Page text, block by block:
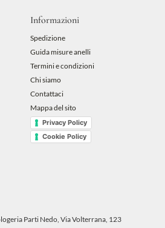
Informazioni
Spedizione
Guida misure anelli
Termini e condizioni
Chi siamo
Contattaci
Mappa del sito
Privacy Policy
Cookie Policy
Parti Nedo, Via Volterrana, 123